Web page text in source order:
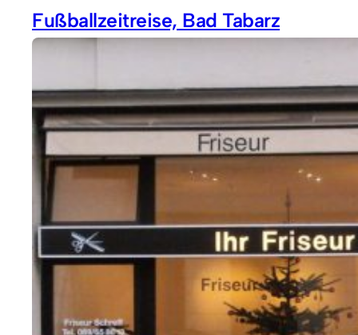
Fußballzeitreise, Bad Tabarz